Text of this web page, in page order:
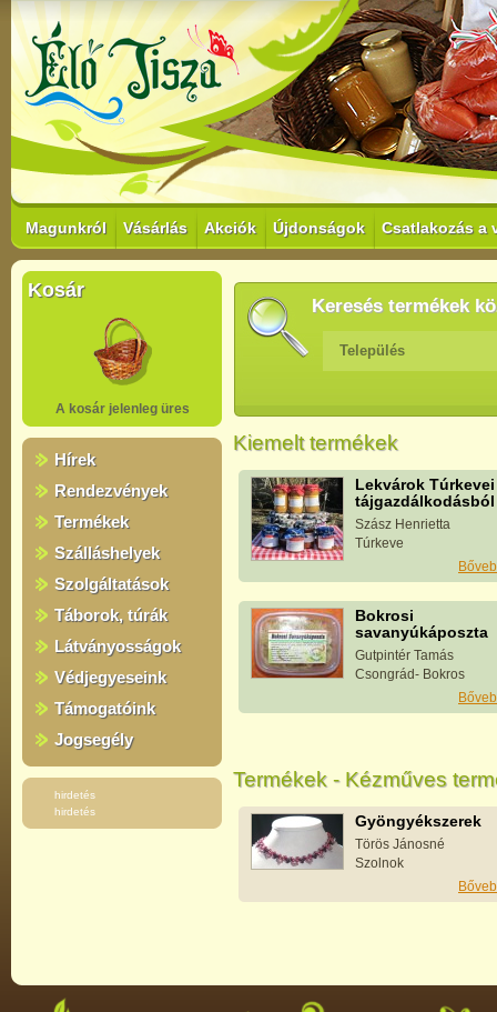
Magunkról Vásárlás Akciók Újdonságok Csatlakozás a
Kosár
A kosár jelenleg üres
Hírek
Rendezvények
Termékek
Szálláshelyek
Szolgáltatások
Táborok, túrák
Látványosságok
Védjegyeseink
Támogatóink
Jogsegély
hirdetés
hirdetés
Keresés termékek
Település
Kiemelt termékek
Lekvárok Túrkevei
tájgazdálkodásból
Szász Henrietta
Túrkeve
Bokrosi
savanyúkáposzta
Gutpintér Tamás
Csongrád- Bokros
Termékek - Kézműves
Gyöngyékszerek
Törös Jánosné
Szolnok